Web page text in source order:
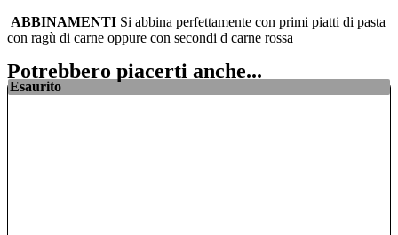
ABBINAMENTI Si abbina perfettamente con primi piatti di pasta
con ragù di carne oppure con secondi d carne rossa
Potrebbero piacerti anche...
Esaurito